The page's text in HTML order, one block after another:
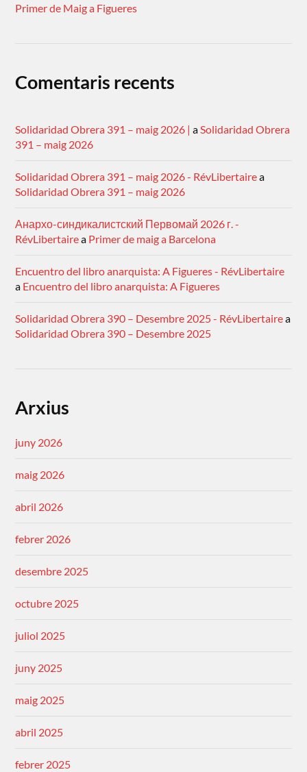
Primer de Maig a Figueres
Comentaris recents
Solidaridad Obrera 391 – maig 2026 | a Solidaridad Obrera
391 – maig 2026
Solidaridad Obrera 391 – maig 2026 - RévLibertairea
Solidaridad Obrera 391 – maig 2026
Анархо-синдикалистский Первомай 2026 г. -
RévLibertairea Primer de maig a Barcelona
Encuentro del libro anarquista: A Figueres - RévLibertaire
a Encuentro del libro anarquista: A Figueres
Solidaridad Obrera 390 – Desembre 2025 - RévLibertairea
Solidaridad Obrera 390 – Desembre 2025
Arxius
juny 2026
maig 2026
abril 2026
febrer 2026
desembre 2025
octubre 2025
juliol 2025
juny 2025
maig 2025
abril 2025
febrer 2025